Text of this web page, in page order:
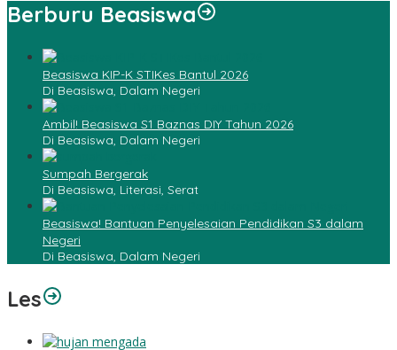
Berburu Beasiswa
Beasiswa KIP-K STIKes Bantul 2026
Di Beasiswa, Dalam Negeri
Ambil! Beasiswa S1 Baznas DIY Tahun 2026
Di Beasiswa, Dalam Negeri
Sumpah Bergerak
Di Beasiswa, Literasi, Serat
Beasiswa! Bantuan Penyelesaian Pendidikan S3 dalam
Negeri
Di Beasiswa, Dalam Negeri
Les